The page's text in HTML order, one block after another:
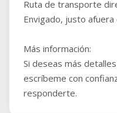
Ruta de transporte
Envigado, justo afuera
Más información:
Si deseas más
escríbeme con
responderte.